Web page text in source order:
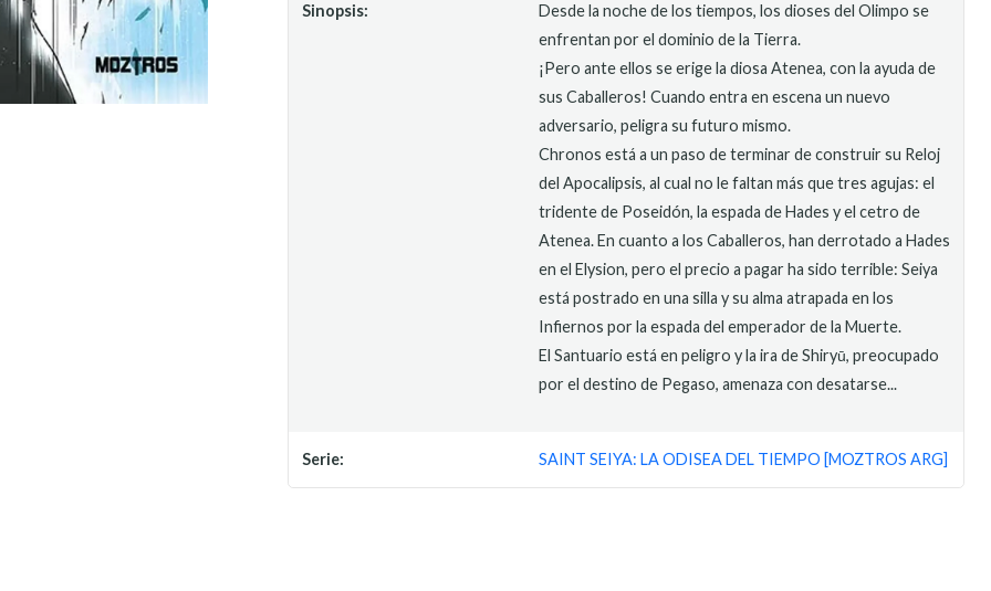
Sinopsis:
Desde la noche de los tiempos, los dioses del Olimpo se
enfrentan por el dominio de la Tierra.
¡Pero ante ellos se erige la diosa Atenea, con la ayuda de
sus Caballeros! Cuando entra en escena un nuevo
adversario, peligra su futuro mismo.
Chronos está a un paso de terminar de construir su Reloj
del Apocalipsis, al cual no le faltan más que tres agujas: el
tridente de Poseidón, la espada de Hades y el cetro de
Atenea. En cuanto a los Caballeros, han derrotado a Hades
en el Elysion, pero el precio a pagar ha sido terrible: Seiya
está postrado en una silla y su alma atrapada en los
Infiernos por la espada del emperador de la Muerte.
El Santuario está en peligro y la ira de Shiryū, preocupado
por el destino de Pegaso, amenaza con desatarse...
Serie: SAINT SEIYA: LA ODISEA DEL TIEMPO [MOZTROS ARG]